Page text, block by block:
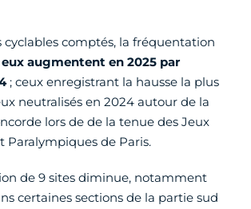
cyclables comptés, la fréquentation
eux augmentent en 2025 par
; ceux enregistrant la hausse la plus
neutralisés en 2024 autour de la
lors de de la tenue des Jeux
Paralympiques de Paris.
de 9 sites diminue, notamment
certaines sections de la partie sud